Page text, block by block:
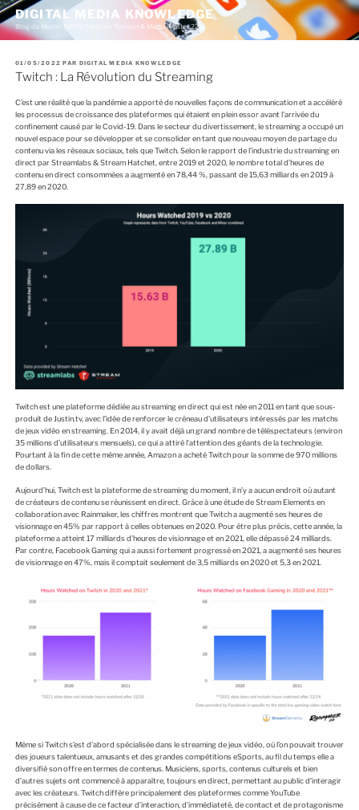
A
l
e
DIGITAL MEDIA KNOWLEDGE
Blog du Master SIREN Parcours Télécom & Média (Master 226)
P
U
B
É
L
E
01/05/2022 PAR DIGITAL MEDIA KNOWLEDGE
Twitch : La Révolution du Streaming
C’est une réalité que la pandémie a apporté de nouvelles façons de communication et a accéléré
les processus de croissance des plateformes qui étaient en plein essor avant l’arrivée du
confinement causé par le Covid-19. Dans le secteur du divertissement, le streaming a occupé un
nouvel espace pour se développer et se consolider en tant que nouveau moyen de partage du
contenu via les réseaux sociaux, tels que Twitch. Selon le rapport de l’industrie du streaming en
direct par Streamlabs & Stream Hatchet, entre 2019 et 2020, le nombre total d’heures de
contenu en direct consommées a augmenté en 78,44 %, passant de 15,63 milliards en 2019 à
27,89 en 2020.
Twitch est une plateforme dédiée au streaming en direct qui est née en 2011 en tant que sous-
produit de Justin.tv, avec l’idée de renforcer le créneau d’utilisateurs intéressés par les matchs
de jeux vidéo en streaming. En 2014, il y avait déjà un grand nombre de téléspectateurs (environ
35 millions d’utilisateurs mensuels), ce qui a attiré l’attention des géants de la technologie.
Pourtant à la fin de cette même année, Amazon a acheté Twitch pour la somme de 970 millions
de dollars.
Aujourd’hui, Twitch est la plateforme de streaming du moment, il n’y a aucun endroit où autant
de créateurs de contenu se réunissent en direct. Grâce à une étude de Stream Elements en
collaboration avec Rainmaker, les chiffres montrent que Twitch a augmenté ses heures de
visionnage en 45% par rapport à celles obtenues en 2020. Pour être plus précis, cette année, la
plateforme a atteint 17 milliards d’heures de visionnage et en 2021, elle dépassé 24 milliards.
Par contre, Facebook Gaming qui a aussi fortement progressé en 2021, a augmenté ses heures
de visionnage en 47%, mais il comptait seulement de 3,5 milliards en 2020 et 5,3 en 2021.
Même si Twitch s’est d’abord spécialisée dans le streaming de jeux vidéo, où l’on pouvait trouver
des joueurs talentueux, amusants et des grandes compétitions eSports, au fil du temps elle a
diversifié son offre en termes de contenus. Musiciens, sports, contenus culturels et bien
d’autres sujets ont commencé à apparaître, toujours en direct, permettant au public d’interagir
avec les créateurs. Twitch diffère principalement des plateformes comme YouTube
précisément à cause de ce facteur d’interaction, d’immédiateté, de contact et de protagonisme